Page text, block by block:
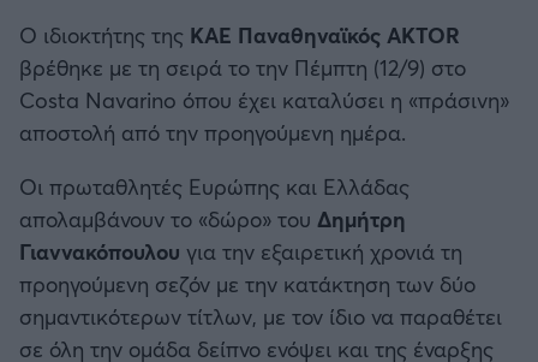
Αστέρας Τρίπολης
Παναιτωλικός
Ηρακλής
Μπαρτσελόνα
Ο ιδιοκτήτης της ΚΑΕ Παναθηναϊκός AKTOR
βρέθηκε με τη σειρά το την Πέμπτη (12/9) στο
Costa Navarino όπου έχει καταλύσει η «πράσινη»
αποστολή από την προηγούμενη ημέρα.
Οι πρωταθλητές Ευρώπης και Ελλάδας
απολαμβάνουν το «δώρο» του Δημήτρη
Γιαννακόπουλου για την εξαιρετική χρονιά τη
προηγούμενη σεζόν με την κατάκτηση των δύο
σημαντικότερων τίτλων, με τον ίδιο να παραθέτει
σε όλη την ομάδα δείπνο ενόψει και της έναρξης